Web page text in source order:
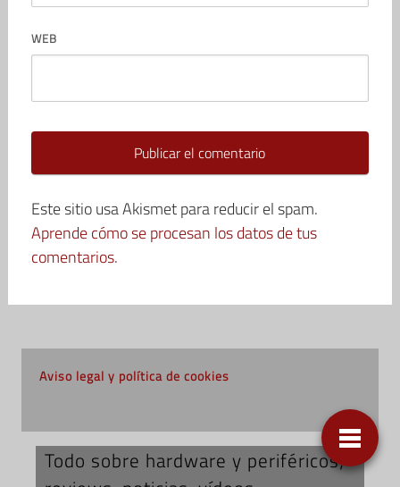
WEB
Este sitio usa Akismet para reducir el spam.
Aprende cómo se procesan los datos de tus
comentarios.
Aviso legal y política de cookies
Todo sobre hardware y periféricos;